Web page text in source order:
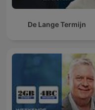
De Lange Termijn